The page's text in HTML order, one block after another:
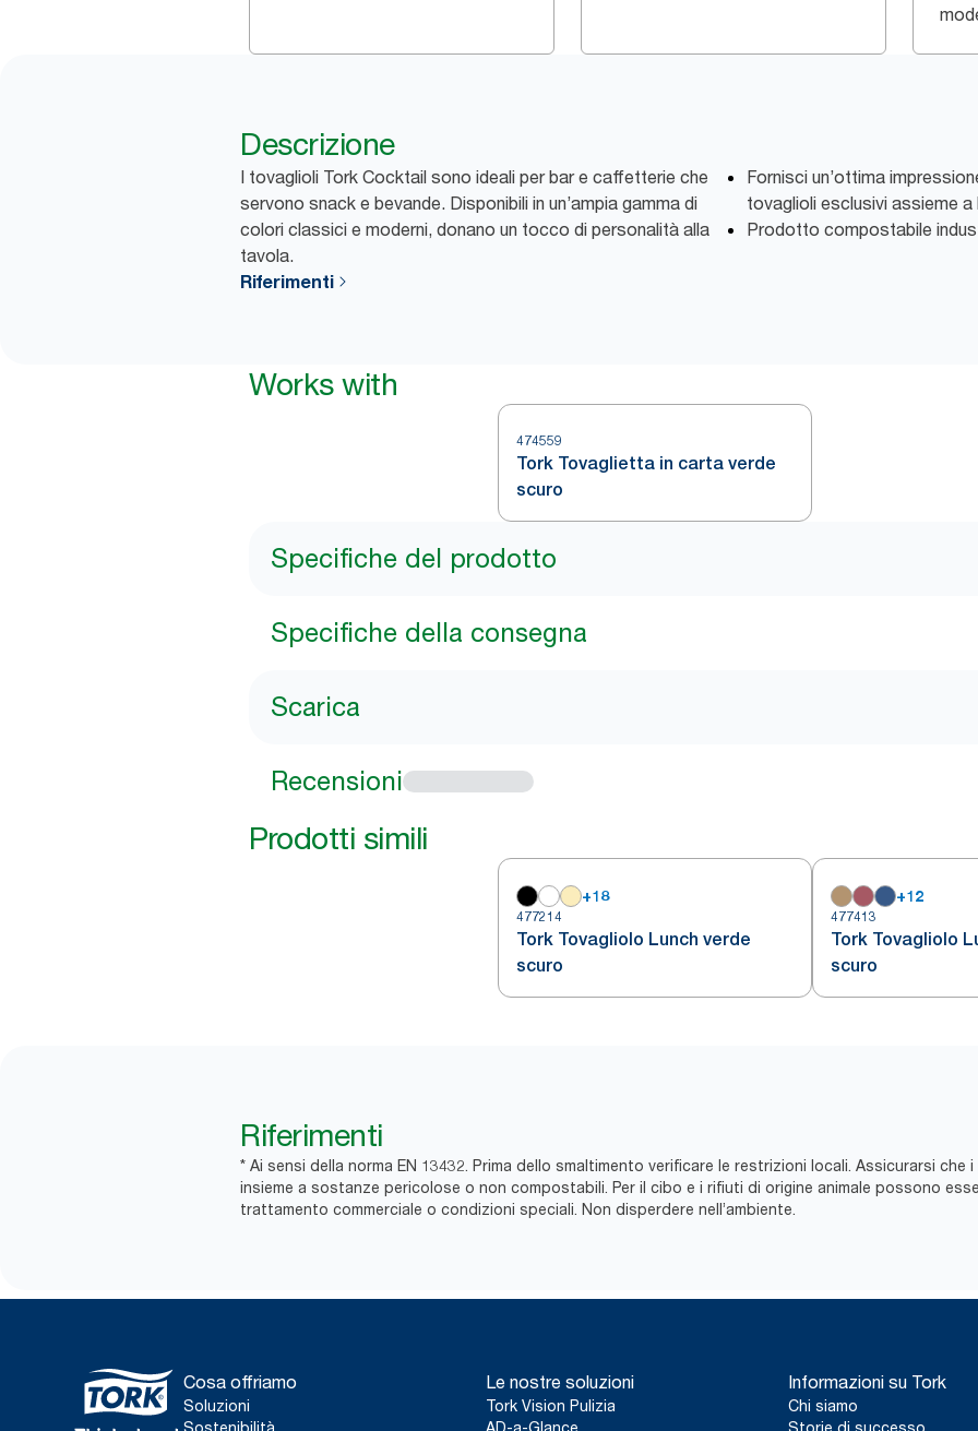
Descrizione
I tovaglioli Tork Cocktail sono ideali per bar e caffetterie che
servono snack e bevande. Disponibili in un’ampia gamma di
colori classici e moderni, donano un tocco di personalità alla
tavola.
Riferimenti
Fornisci un’ottima
tovaglioli esclusivi assieme
Prodotto compostabile
Works with
474559
Tork Tovaglietta in carta verde
scuro
Specifiche del prodotto
Specifiche della consegna
Scarica
Recensioni
Prodotti simili
+18
477214
Tork Tovagliolo Lunch verde
scuro
+12
477413
Tork Tovagliolo
scuro
Riferimenti
* Ai sensi della norma EN 13432. Prima dello smaltimento verificare le restrizioni locali. Assicurarsi
insieme a sostanze pericolose o non compostabili. Per il cibo e i rifiuti di origine animale possono
trattamento commerciale o condizioni speciali. Non disperdere nell’ambiente.
Cosa offriamo
Soluzioni
Sostenibilità
Le nostre soluzioni
Tork Vision Pulizia
AD-a-Glance
Informazioni su Tork
Chi siamo
Storie di successo